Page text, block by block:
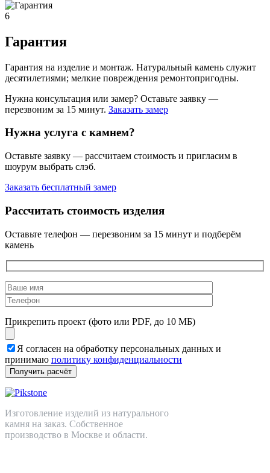
6
Гарантия
Гарантия на изделие и монтаж. Натуральный камень служит
десятилетиями; мелкие повреждения ремонтопригодны.
Нужна консультация или замер? Оставьте заявку —
перезвоним за 15 минут. Заказать замер
Нужна услуга с камнем?
Оставьте заявку — рассчитаем стоимость и пригласим в
шоурум выбрать слэб.
Заказать бесплатный замер
Рассчитать стоимость изделия
Оставьте телефон — перезвоним за 15 минут и подберём
камень
Прикрепить проект (фото или PDF, до 10 МБ)
Я согласен на обработку персональных данных и
принимаю политику конфиденциальности
Изготовление изделий из натурального
камня на заказ. Собственное
производство в Москве и области.